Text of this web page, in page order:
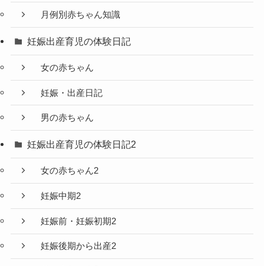
月例別赤ちゃん知識
妊娠出産育児の体験日記
女の赤ちゃん
妊娠・出産日記
男の赤ちゃん
妊娠出産育児の体験日記2
女の赤ちゃん2
妊娠中期2
妊娠前・妊娠初期2
妊娠後期から出産2